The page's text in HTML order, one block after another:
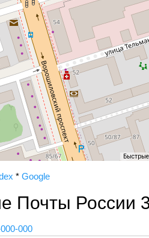
* Google
Почты России
000